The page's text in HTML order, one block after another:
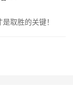
取胜的关键！